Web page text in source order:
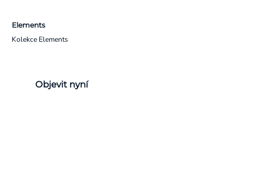
Elements
Kolekce Elements
Objevit nyní